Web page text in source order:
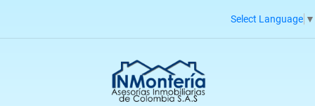
Select Language ▼